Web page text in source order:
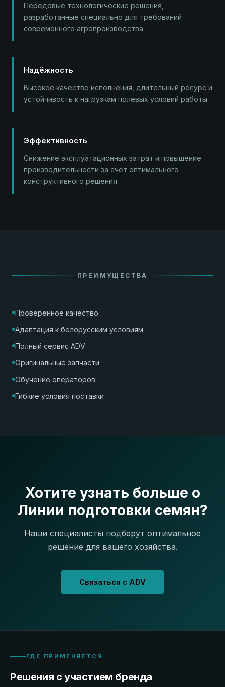
Передовые технологические решения,
разработанные специально для требований
современного агропроизводства.
Надёжность
Высокое качество исполнения, длительный ресурс и
устойчивость к нагрузкам полевых условий работы.
Эффективность
Снижение эксплуатационных затрат и повышение
производительности за счёт оптимального
конструктивного решения.
ПРЕИМУЩЕСТВА
Проверенное качество
Адаптация к белорусским условиям
Полный сервис ADV
Оригинальные запчасти
Обучение операторов
Гибкие условия поставки
Хотите узнать больше о
Линии подготовки семян?
Наши специалисты подберут оптимальное
решение для вашего хозяйства.
Связаться с ADV
ГДЕ ПРИМЕНЯЕТСЯ
Решения с участием бренда